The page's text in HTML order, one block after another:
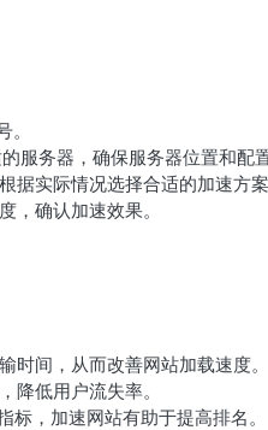
服务器，确保服务器位置和配
据实际情况选择合适的加速方案
，确认加速效果。
时间，从而改善网站加载速度。
降低用户流失率。
标，加速网站有助于提高排名。